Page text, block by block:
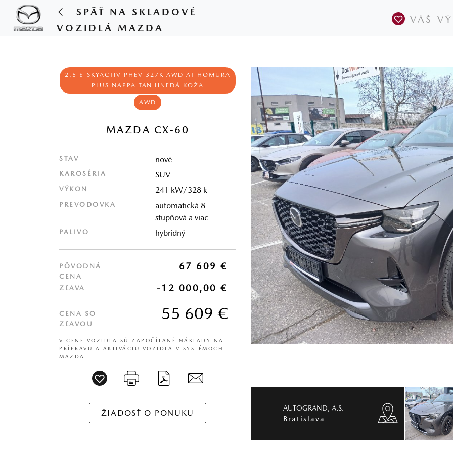
SPÄŤ NA SKLADOVÉ
VOZIDLÁ MAZDA
VÁŠ
2.5 E-SKYACTIV PHEV 327K AWD AT HOMURA
PLUS NAPPA TAN HNEDÁ KOŽA
AWD
MAZDA CX-60
STAV nové
KAROSÉRIA SUV
VÝKON 241 kW/328 k
PREVODOVKA
automatická 8
stupňová a viac
PALIVO hybridný
PÔVODNÁ
CENA
67 609 €
ZĽAVA -12 000,00 €
CENA SO
ZĽAVOU
55 609 €
V CENE VOZIDLA SÚ ZAPOČÍTANÉ NÁKLADY NA
PRÍPRAVU A AKTIVÁCIU VOZIDLA V SYSTÉMOCH
MAZDA
ŽIADOSŤ O PONUKU
AUTOGRAND, A.S.
Bratislava